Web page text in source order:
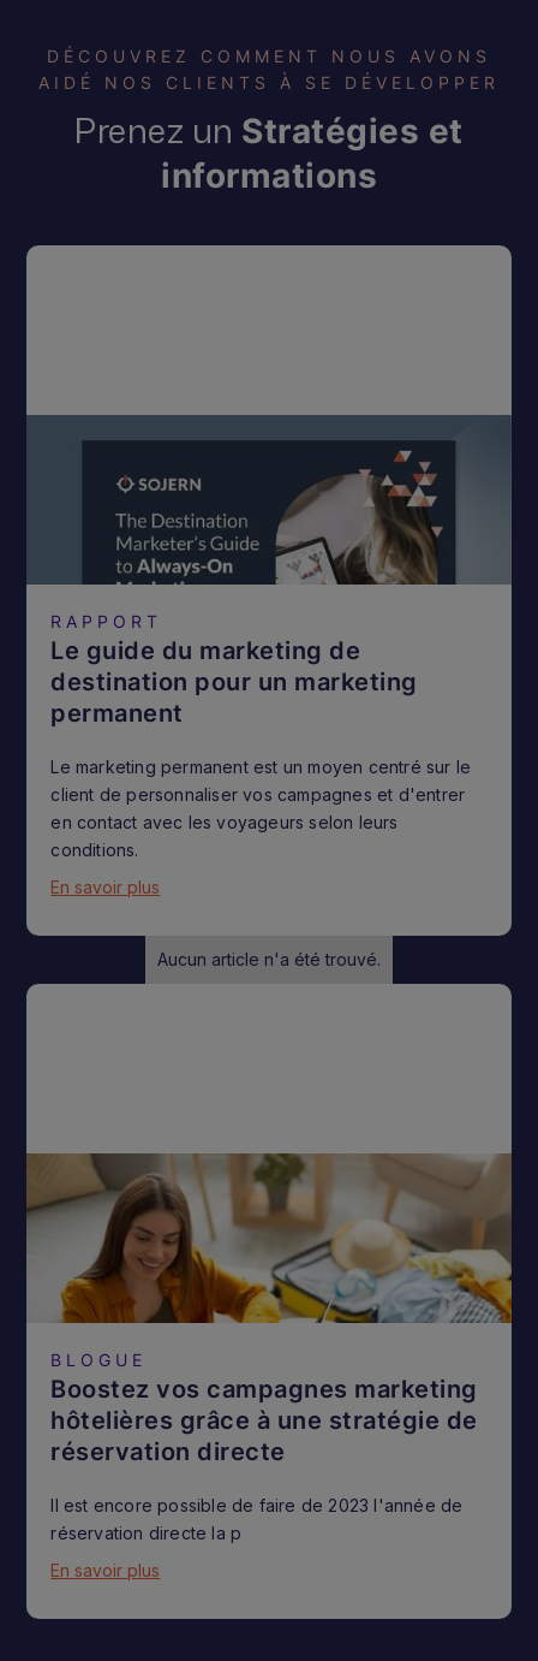
DÉCOUVREZ COMMENT NOUS AVONS
AIDÉ NOS CLIENTS À SE DÉVELOPPER
Prenez un Stratégies et
informations
RAPPORT
Le guide du marketing de
destination pour un marketing
permanent
Le marketing permanent est un moyen centré sur le
client de personnaliser vos campagnes et d'entrer
en contact avec les voyageurs selon leurs
conditions.
En savoir plus
Aucun article n'a été trouvé.
BLOGUE
Boostez vos campagnes marketing
hôtelières grâce à une stratégie de
réservation directe
Il est encore possible de faire de 2023 l'année de
réservation directe la p
En savoir plus